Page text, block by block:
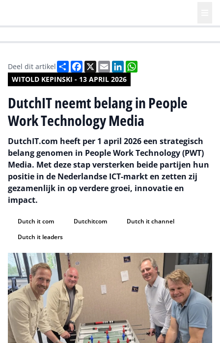
WITOLD KEPINSKI - 13 APRIL 2026
Deel dit artikel DeelFacebook
X EmailLinkedIn
DutchIT neemt belang in People
Work Technology Media
DutchIT.com heeft per 1 april 2026 een strategisch
belang genomen in People Work Technology (PWT)
Media. Met deze stap versterken beide partijen hun
positie in de Nederlandse ICT-markt en zetten zij
gezamenlijk in op verdere groei, innovatie en
impact.
Dutch it com Dutchitcom
Dutch it channel
Dutch it leaders